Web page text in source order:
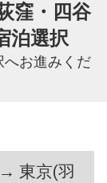
窪・四谷
泊選択
へお進みくだ
東京(羽